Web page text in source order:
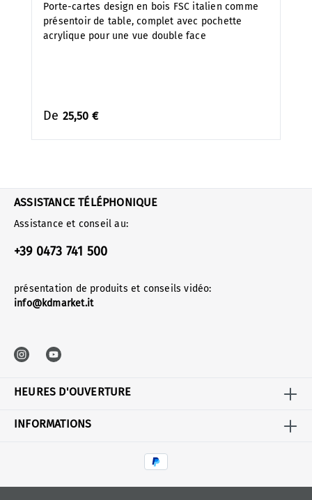
Porte-cartes design en bois FSC italien comme
présentoir de table, complet avec pochette
acrylique pour une vue double face
De 25,50 €
ASSISTANCE TÉLÉPHONIQUE
Assistance et conseil au:
+39 0473 741 500
présentation de produits et conseils vidéo:
info@kdmarket.it
HEURES D'OUVERTURE
INFORMATIONS